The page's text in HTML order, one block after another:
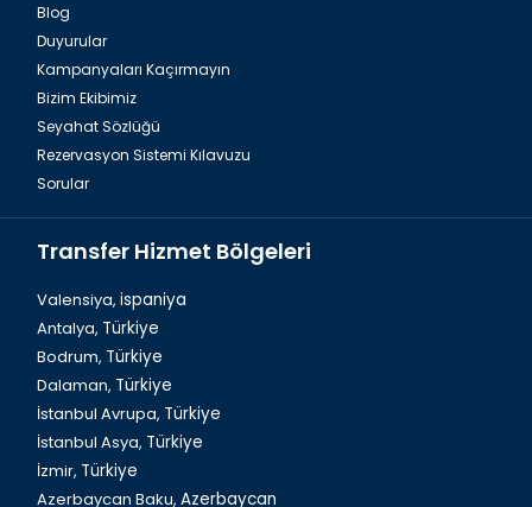
Blog
Duyurular
Kampanyaları Kaçırmayın
Bizim Ekibimiz
Seyahat Sözlüğü
Rezervasyon Sistemi Kılavuzu
Sorular
Transfer Hizmet Bölgeleri
Valensiya, ispaniya
Antalya, Türkiye
Bodrum, Türkiye
Dalaman, Türkiye
İstanbul Avrupa, Türkiye
İstanbul Asya, Türkiye
İzmir, Türkiye
Azerbaycan Baku, Azerbaycan